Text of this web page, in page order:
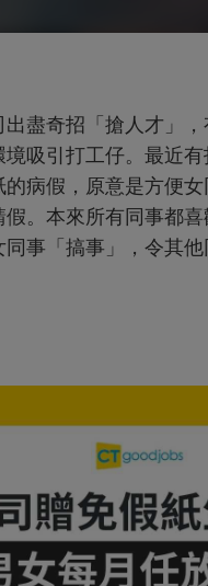
盡奇招「搶人才」
吸引打工仔。最近
的病假，原意是方便
。本來所有同事都
事「搞事」，令其